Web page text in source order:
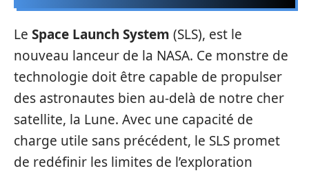
Le Space Launch System (SLS), est le
nouveau lanceur de la NASA. Ce monstre de
technologie doit être capable de propulser
des astronautes bien au-delà de notre cher
satellite, la Lune. Avec une capacité de
charge utile sans précédent, le SLS promet
de redéfinir les limites de l’exploration